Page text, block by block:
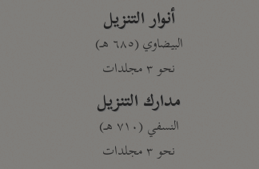
أنوار التنزيل
البيضاوي (٦٨٥ هـ)
نحو ٣ مجلدات
مدارك التنزيل
النسفي (٧١٠ هـ)
نحو ٣ مجلدات